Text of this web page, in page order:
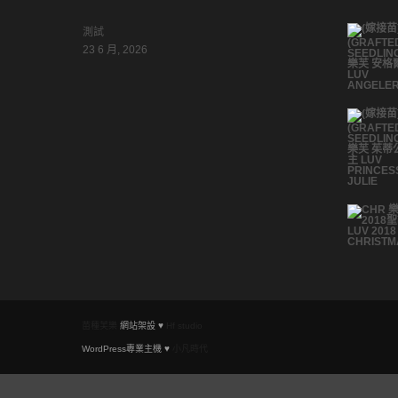
測試
23 6 月, 2026
網站架設 ♥
WordPress專業主機 ♥